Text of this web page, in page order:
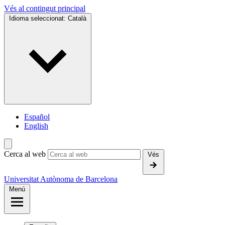
Vés al contingut principal
Idioma seleccionat: Català
Español
English
Cerca al web Vés
Universitat Autònoma de Barcelona
Menú